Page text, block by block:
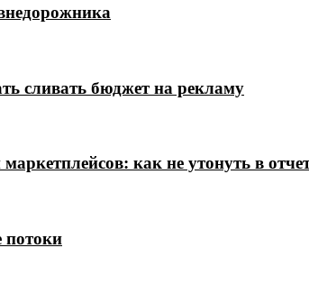
сливать бюджет на рекламу
как не утонуть в
потоки